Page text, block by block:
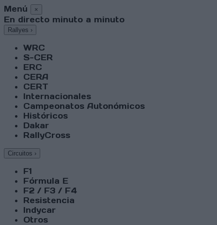
Menú ×
En directo minuto a minuto
Rallyes ›
WRC
S-CER
ERC
CERA
CERT
Internacionales
Campeonatos Autonómicos
Históricos
Dakar
RallyCross
Circuitos ›
F1
Fórmula E
F2 / F3 / F4
Resistencia
Indycar
Otros